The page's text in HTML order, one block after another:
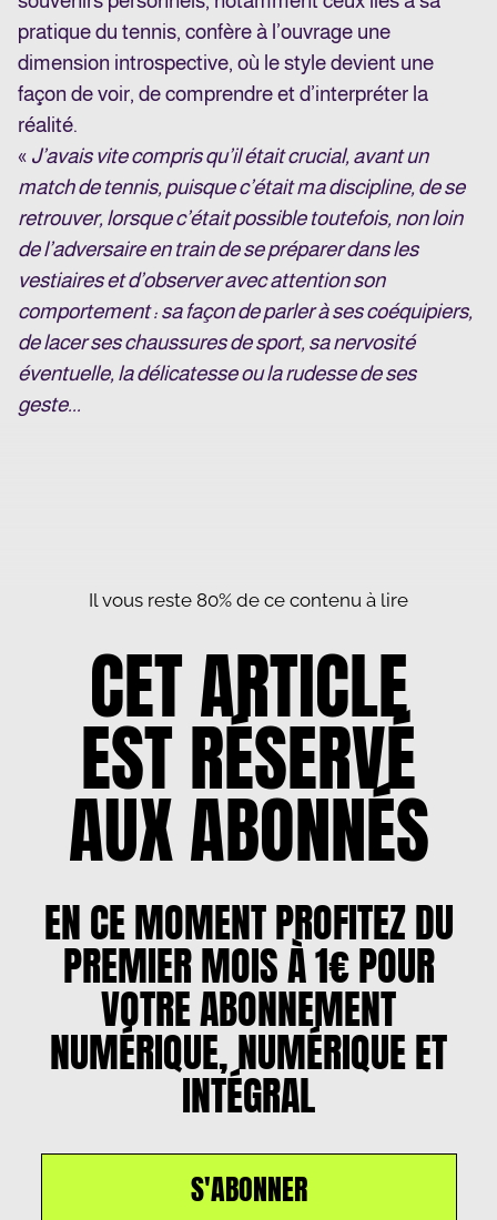
pratique du tennis, confère à l’ouvrage une
dimension introspective, où le style devient une
façon de voir, de comprendre et d’interpréter la
réalité.
« J’avais vite compris qu’il était crucial, avant un
match de tennis, puisque c’était ma discipline, de se
retrouver, lorsque c’était possible toutefois, non loin
de l’adversaire en train de se préparer dans les
vestiaires et d’observer avec attention son
comportement : sa façon de parler à ses coéquipiers,
de lacer ses chaussures de sport, sa nervosité
éventuelle, la délicatesse ou la rudesse de ses
geste...
Il vous reste 80% de ce contenu à lire
CET ARTICLE
EST RÉSERVÉ
AUX ABONNÉS
EN CE MOMENT PROFITEZ DU
PREMIER MOIS À 1€ POUR
VOTRE ABONNEMENT
NUMÉRIQUE, NUMÉRIQUE ET
INTÉGRAL
S'ABONNER
Antonin Bojkovski